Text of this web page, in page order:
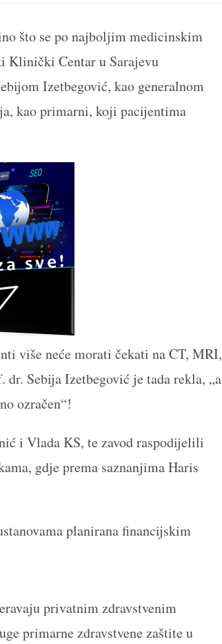
što se po najboljim medicinskim
Klinički Centar u Sarajevu
Izetbegović, kao generalnom
kao primarni, koji pacijentima
više neće morati čekati na CT, MRI,
Sebija Izetbegović je tada rekla, „a
ozračen“!
i Vlada KS, te zavod raspodijelili
gdje prema saznanjima Haris
planirana financijskim
privatnim zdravstvenim
primarne zdravstvene zaštite u